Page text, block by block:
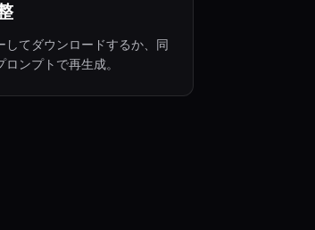
してダウンロードするか、同
ンプトで再生成。